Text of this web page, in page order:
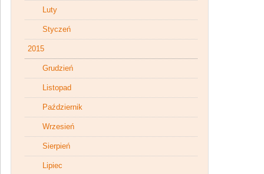
Luty
Styczeń
2015
Grudzień
Listopad
Październik
Wrzesień
Sierpień
Lipiec